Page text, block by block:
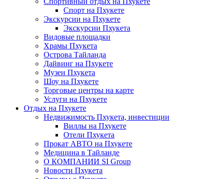
Спорт на Пхукете
Экскурсии на Пхукете
Экскурсии Пхукета
Видовые площадки
Храмы Пхукета
Острова Тайланда
Дайвинг на Пхукете
Музеи Пхукета
Шоу на Пхукете
Торговые центры на карте
Услуги на Пхукете
Отдых на Пхукете
Недвижимость Пхукета, инвестиции
Виллы на Пхукете
Отели Пхукета
Прокат АВТО на Пхукете
Медицина в Тайланде
О КОМПАНИИ SI Group
Новости Пхукета